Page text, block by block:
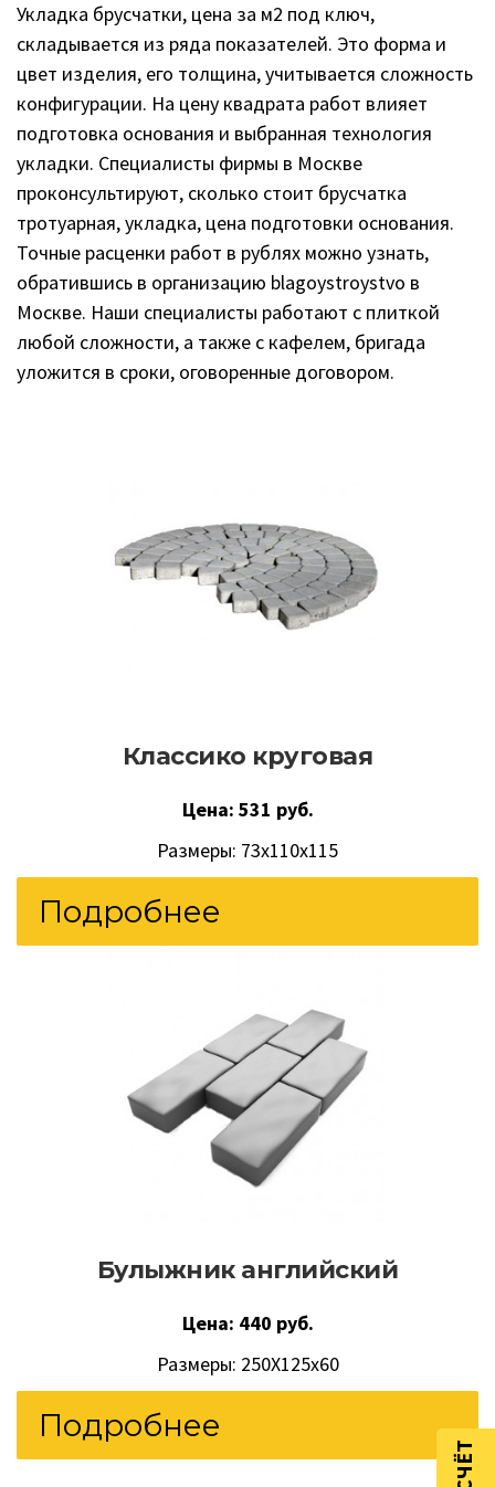
Укладка брусчатки, цена за м2 под ключ,
складывается из ряда показателей. Это форма и
цвет изделия, его толщина, учитывается сложность
конфигурации. На цену квадрата работ влияет
подготовка основания и выбранная технология
укладки. Специалисты фирмы в Москве
проконсультируют, сколько стоит брусчатка
тротуарная, укладка, цена подготовки основания.
Точные расценки работ в рублях можно узнать,
обратившись в организацию blagoystroystvo в
Москве. Наши специалисты работают с плиткой
любой сложности, а также с кафелем, бригада
уложится в сроки, оговоренные договором.
Классико круговая
Цена: 531 руб.
Размеры: 73х110х115
Подробнее
Булыжник английский
Цена: 440 руб.
Размеры: 250Х125х60
Подробнее